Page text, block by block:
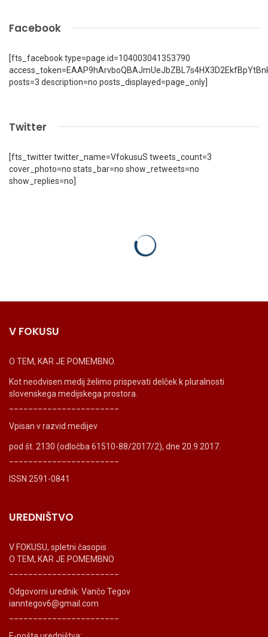
Facebook
[fts_facebook type=page id=104003041353790
posts=3 description=no posts_displayed=page_only]
Twitter
[fts_twitter twitter_name=VfokusuS tweets_count=3
cover_photo=no stats_bar=no show_retweets=no
show_replies=no]
V FOKUSU
O TEM, KAR JE POMEMBNO.
Kot neodvisen medij želimo prispevati delček k pluralnosti
slovenskega medijskega prostora.
Vpisan v razvid medijev
pod št. 2130 (odločba 61510-88/2017/2), dne 20.9.2017.
ISSN 2591-0841
UREDNIŠTVO
V FOKUSU, spletni časopis
O TEM, KAR JE POMEMBNO
Odgovorni urednik: Vančo Tegov
ianntegov6@gmail.com